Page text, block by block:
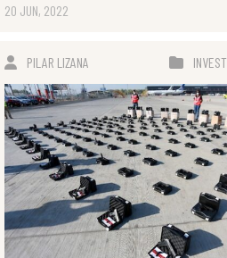
20 JUN, 2022
PILAR LIZANA